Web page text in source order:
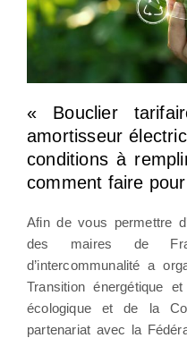
« Bouclier
amortisseur
conditions à
comment faire
Afin de vous permettre
des maires de
d’intercommunalité a
Transition énergétique
écologique et de la
partenariat avec la